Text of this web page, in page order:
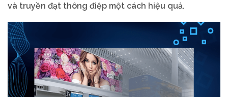
và truyền đạt thông điệp một cách hiệu quả.